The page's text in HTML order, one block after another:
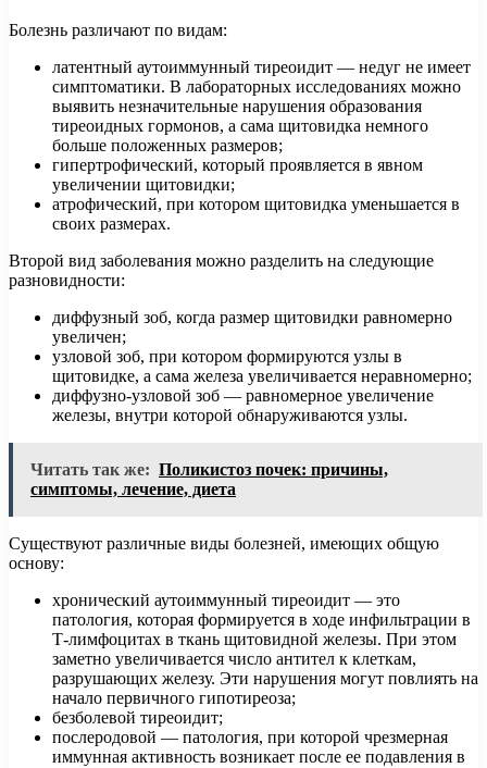
Болезнь различают по видам:
латентный аутоиммунный тиреоидит — недуг не имеет
симптоматики. В лабораторных исследованиях можно
выявить незначительные нарушения образования
тиреоидных гормонов, а сама щитовидка немного
больше положенных размеров;
гипертрофический, который проявляется в явном
увеличении щитовидки;
атрофический, при котором щитовидка уменьшается в
своих размерах.
Второй вид заболевания можно разделить на следующие
разновидности:
диффузный зоб, когда размер щитовидки равномерно
увеличен;
узловой зоб, при котором формируются узлы в
щитовидке, а сама железа увеличивается неравномерно;
диффузно-узловой зоб — равномерное увеличение
железы, внутри которой обнаруживаются узлы.
Читать так же: Поликистоз почек: причины,
симптомы, лечение, диета
Существуют различные виды болезней, имеющих общую
основу:
хронический аутоиммунный тиреоидит — это
патология, которая формируется в ходе инфильтрации в
Т-лимфоцитах в ткань щитовидной железы. При этом
заметно увеличивается число антител к клеткам,
разрушающих железу. Эти нарушения могут повлиять на
начало первичного гипотиреоза;
безболевой тиреоидит;
послеродовой — патология, при которой чрезмерная
иммунная активность возникает после ее подавления в